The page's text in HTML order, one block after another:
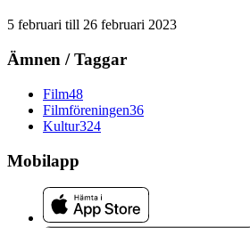
5 februari till 26 februari 2023
Ämnen / Taggar
Film48
Filmföreningen36
Kultur324
Mobilapp